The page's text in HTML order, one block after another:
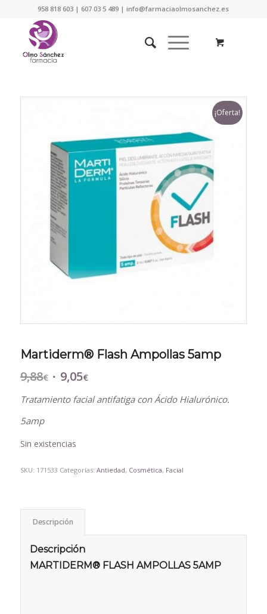
958 818 603 | 607 03 5 489 | info@farmaciaolmosanchez.es
¡Oferta!
Martiderm® Flash Ampollas 5amp
9,88€ El
original
9,05€El
actual
Tratamiento facial antifatiga con Ácido Hialurónico.
5amp
Sin existencias
SKU: 171533 Categorías: Antiedad, Cosmética, Facial
Descripción
Descripción
MARTIDERM® FLASH AMPOLLAS 5AMP